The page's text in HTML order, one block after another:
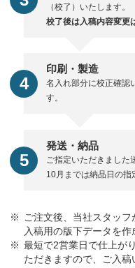
（校了）いたします。
校了後は入稿内容変更
印刷・製造
名入れ部分に校正確認
す。
発送・納品
ご指定いただきました
10月までは納品日の指
ご注文後、当社スタッフ
入稿用の版下データを作
最短で2営業日で仕上が
ただきますので、ご入